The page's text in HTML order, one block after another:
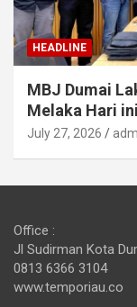
HEADLINE
MBJ Dumai
Melaka Hari ini
July 27, 2026
Office :
Jl Sudirman Kota
0813 6366 3104
www.temporiau.co